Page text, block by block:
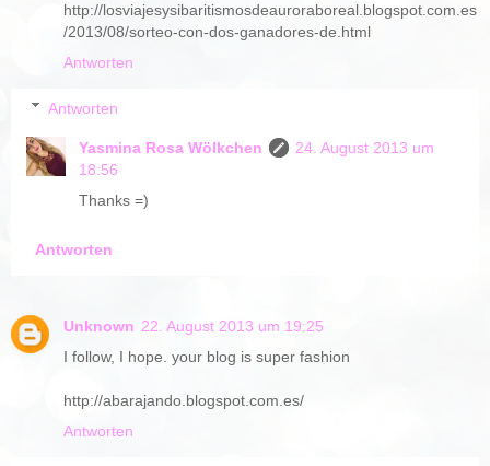
http://losviajesysibaritismosdeauroraboreal.blogspot.com.es
/2013/08/sorteo-con-dos-ganadores-de.html
Antworten
Antworten
Yasmina Rosa Wölkchen
24. August 2013 um
18:56
Thanks =)
Antworten
Unknown 22. August 2013 um 19:25
I follow, I hope. your blog is super fashion
http://abarajando.blogspot.com.es/
Antworten